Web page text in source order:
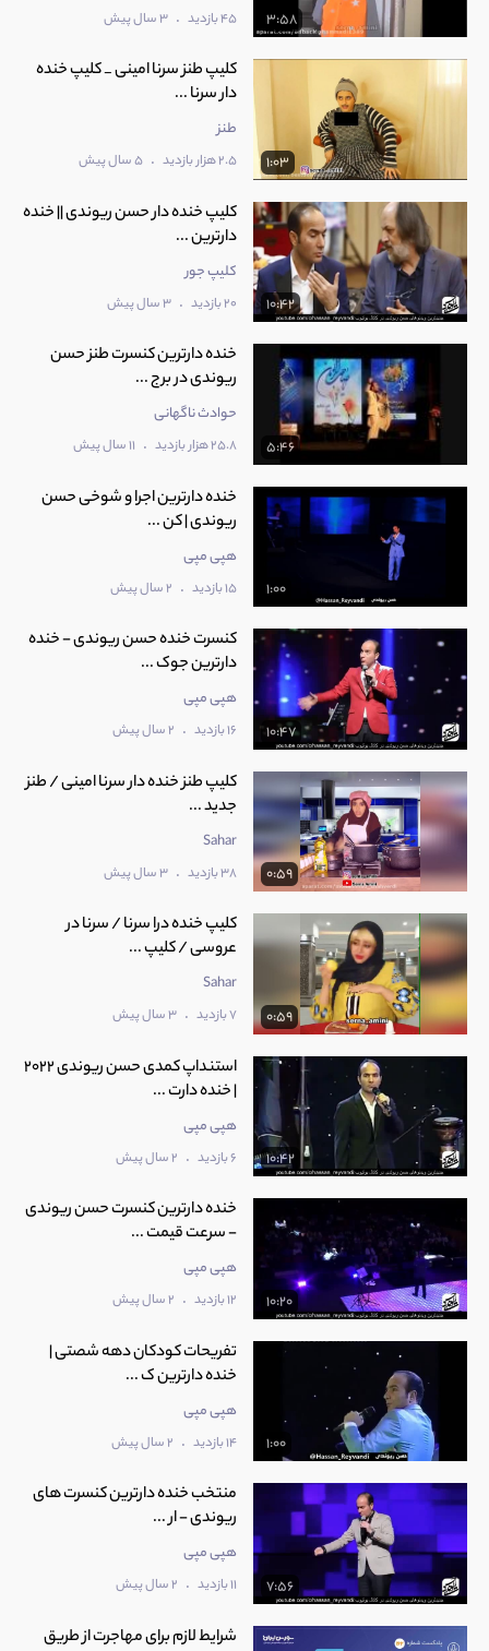
3:58 45 بازدید . 3 سال پیش
1:03
کلیپ طنز سرنا امینی _ کلیپ خنده
دار سرنا ...
طنز
2.5 هزار بازدید . 5 سال پیش
10:42
کلیپ خنده دار حسن ریوندی || خنده
دارترین ...
کلیپ جور
20 بازدید . 3 سال پیش
5:46
خنده دارترین کنسرت طنز حسن
ریوندی در برج ...
حوادث ناگهانی
25.8 هزار بازدید . 11 سال پیش
1:00
خنده دارترین اجرا و شوخی حسن
ریوندی | کن ...
هپی مپی
15 بازدید . 2 سال پیش
10:47
کنسرت خنده حسن ریوندی - خنده
دارترین جوک ...
هپی مپی
16 بازدید . 2 سال پیش
0:59
کلیپ طنز خنده دار سرنا امینی / طنز
جدید ...
Sahar
38 بازدید . 3 سال پیش
0:59
کلیپ خنده درا سرنا / سرنا در
عروسی / کلیپ ...
Sahar
7 بازدید . 3 سال پیش
10:42
استنداپ کمدی حسن ریوندی 2022
| خنده دارت ...
هپی مپی
6 بازدید . 2 سال پیش
10:20
خنده دارترین کنسرت حسن ریوندی
- سرعت قیمت ...
هپی مپی
12 بازدید . 2 سال پیش
1:00
تفریحات کودکان دهه شصتی |
خنده دارترین ک ...
هپی مپی
14 بازدید . 2 سال پیش
7:56
منتخب خنده دارترین کنسرت های
ریوندی - ار ...
هپی مپی
11 بازدید . 2 سال پیش
شرایط لازم برای مهاجرت از طریق